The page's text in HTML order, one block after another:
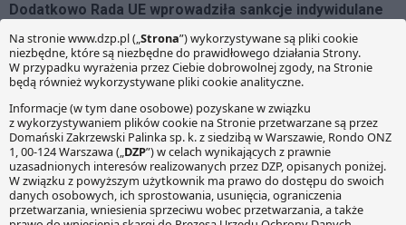
Dodatkowo Rada UE wprowadziła sankcje indywidulane
wobec kolejnych osób i podmiotów.
Poza tym należy wspomnieć także o zakazie przewozu
rosyjskiej ropy naftowej ropociągiem „Przyjaźń”. W tym
kontekście pozostanie jednak możliwy import ropy
pochodzącej z Kazachstanu lub innego państwa
trzeciego, która jest przewożona tranzytem przez
Rosję.